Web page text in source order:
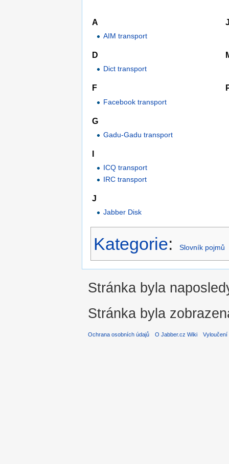
A
AIM transport
D
Dict transport
F
Facebook transport
G
Gadu-Gadu transport
I
ICQ transport
IRC transport
J
Jabber Disk
Kategorie: Slovník pojmů
Stránka byla
Stránka byla
Ochrana osobních údajů O Jabber.cz Wiki Vyloučení